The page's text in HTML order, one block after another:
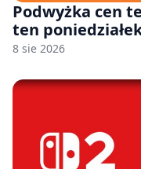
Podwyżka cen
ten
8 sie 2026